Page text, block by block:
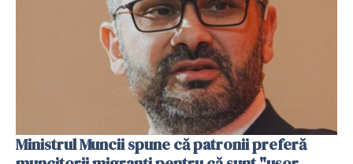
Ministrul Muncii spune că patronii preferă